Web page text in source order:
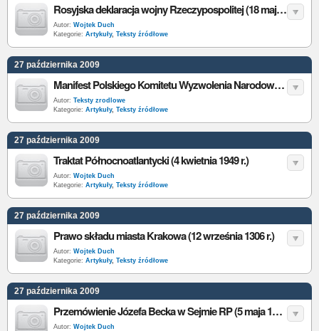
Rosyjska deklaracja wojny Rzeczypospolitej (18 maja 1792 r.)
Autor: Wojtek Duch
Kategorie: Artykuły, Teksty źródłowe
27 października 2009
Manifest Polskiego Komitetu Wyzwolenia Narodowego (22 lipca 1944 r.)
Autor: Teksty zrodlowe
Kategorie: Artykuły, Teksty źródłowe
27 października 2009
Traktat Północnoatlantycki (4 kwietnia 1949 r.)
Autor: Wojtek Duch
Kategorie: Artykuły, Teksty źródłowe
27 października 2009
Prawo składu miasta Krakowa (12 września 1306 r.)
Autor: Wojtek Duch
Kategorie: Artykuły, Teksty źródłowe
27 października 2009
Przemówienie Józefa Becka w Sejmie RP (5 maja 1939 r.)
Autor: Wojtek Duch